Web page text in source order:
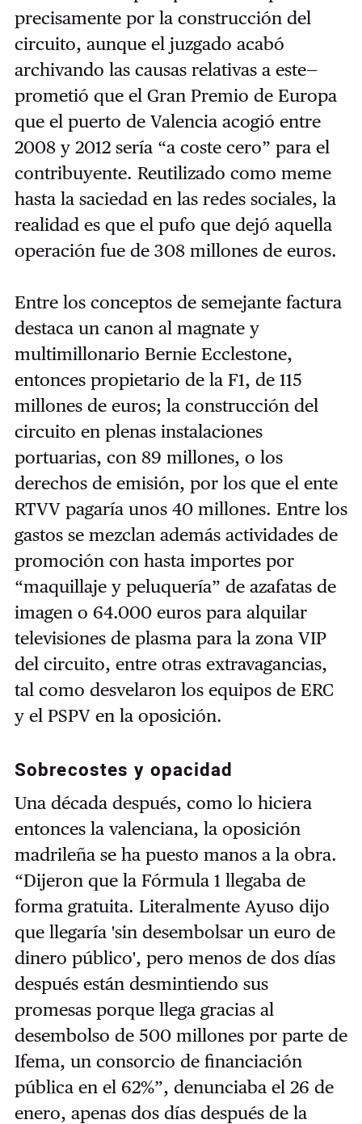
precisamente por la construcción del
circuito, aunque el juzgado acabó
archivando las causas relativas a este—
prometió que el Gran Premio de Europa
que el puerto de Valencia acogió entre
2008 y 2012 sería “a coste cero” para el
contribuyente. Reutilizado como meme
hasta la saciedad en las redes sociales, la
realidad es que el pufo que dejó aquella
operación fue de 308 millones de euros.
Entre los conceptos de semejante factura
destaca un canon al magnate y
multimillonario Bernie Ecclestone,
entonces propietario de la F1, de 115
millones de euros; la construcción del
circuito en plenas instalaciones
portuarias, con 89 millones, o los
derechos de emisión, por los que el ente
RTVV pagaría unos 40 millones. Entre los
gastos se mezclan además actividades de
promoción con hasta importes por
“maquillaje y peluquería” de azafatas de
imagen o 64.000 euros para alquilar
televisiones de plasma para la zona VIP
del circuito, entre otras extravagancias,
tal como desvelaron los equipos de ERC
y el PSPV en la oposición.
Sobrecostes y opacidad
Una década después, como lo hiciera
entonces la valenciana, la oposición
madrileña se ha puesto manos a la obra.
“Dijeron que la Fórmula 1 llegaba de
forma gratuita. Literalmente Ayuso dijo
que llegaría 'sin desembolsar un euro de
dinero público', pero menos de dos días
después están desmintiendo sus
promesas porque llega gracias al
desembolso de 500 millones por parte de
Ifema, un consorcio de financiación
pública en el 62%”, denunciaba el 26 de
enero, apenas dos días después de la